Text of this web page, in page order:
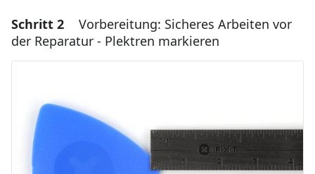
Einen Kommentar hinzufügen
Kommentar hinzufügen
Schritt 2
Vorbereitung: Sicheres Arbeiten vor
der Reparatur - Plektren markieren